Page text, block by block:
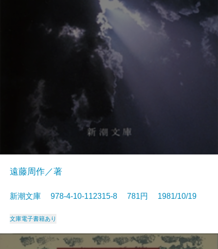
遠藤周作／著
新潮文庫 978-4-10-112315-8 781円 1981/10/19
文庫電子書籍あり